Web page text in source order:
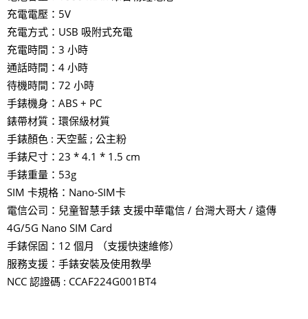
充電電壓：5V
充電方式：USB 吸附式充電
充電時間：3 小時
通話時間：4 小時
待機時間：72 小時
手錶機身：ABS + PC
錶帶材質：環保級材質
手錶顏色 : 天空藍 ; 公主粉
手錶尺寸：23 * 4.1 * 1.5 cm
手錶重量：53g
SIM 卡規格：Nano-SIM卡
電信公司：兒童智慧手錶 支援中華電信 / 台灣大哥大 / 遠傳
4G/5G Nano SIM Card
手錶保固：12 個月 （支援快速維修）
服務支援：手錶安裝及使用教學
NCC 認證碼 : CCAF224G001BT4